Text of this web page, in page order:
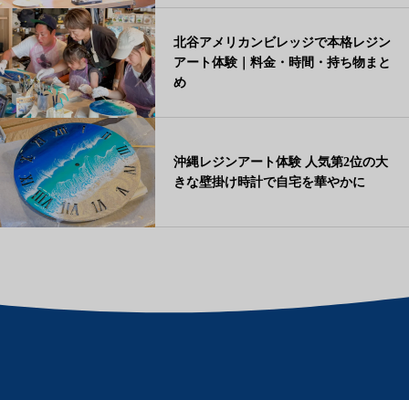
北谷アメリカンビレッジで本格レジン
アート体験｜料金・時間・持ち物まと
め
沖縄レジンアート体験 人気第2位の大
きな壁掛け時計で自宅を華やかに